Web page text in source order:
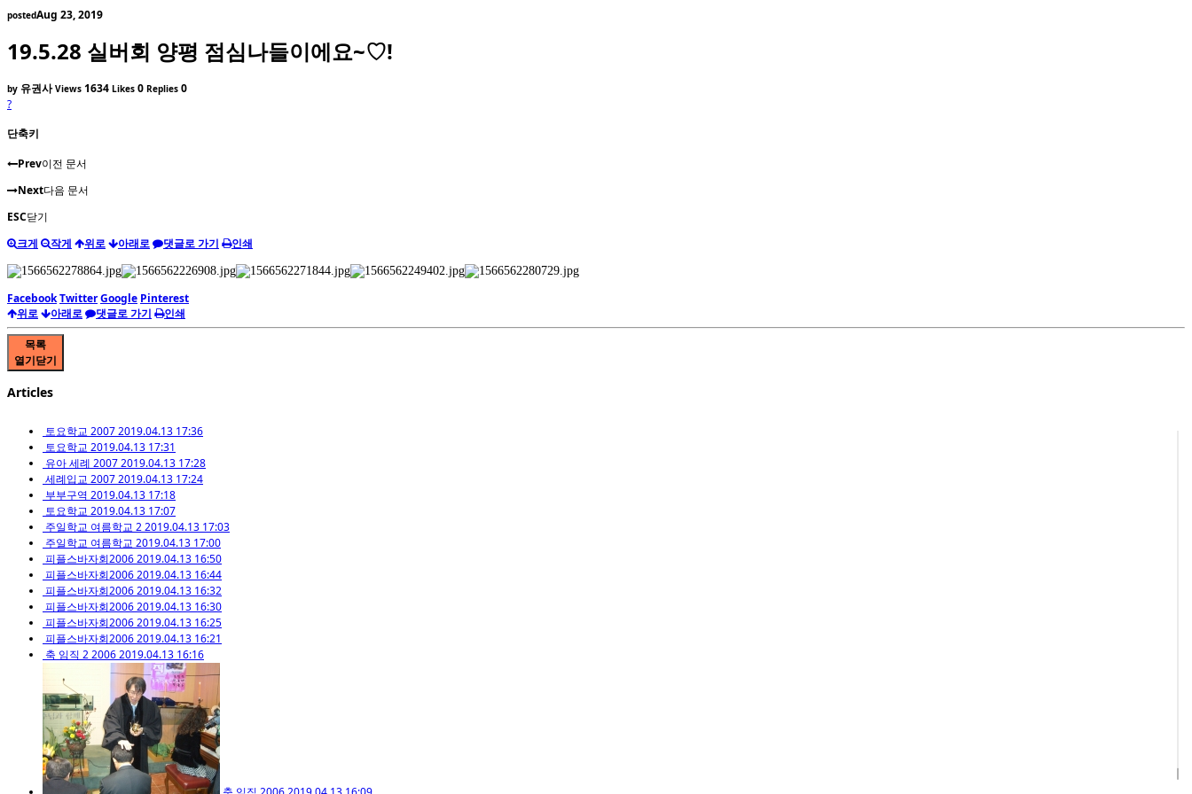
postedAug 23, 2019
19.5.28 실버회 양평 점심나들이에요~♡!
by 유권사 Views 1634 Likes 0 Replies 0
?
단축키
Prev이전 문서
Next다음 문서
ESC닫기
크게
작게 위로 아래로 댓글로 가기 인쇄
FacebookTwitterGoogle Pinterest
위로
아래로 댓글로 가기 인쇄
목록
열기닫기
Articles
토요학교 20072019.04.13 17:36
토요학교 2019.04.13 17:31
유아 세례 20072019.04.13 17:28
세례입교 20072019.04.13 17:24
부부구역 2019.04.13 17:18
토요학교 2019.04.13 17:07
주일학교 여름학교 22019.04.13 17:03
주일학교 여름학교 2019.04.13 17:00
피플스바자회20062019.04.13 16:50
피플스바자회20062019.04.13 16:44
피플스바자회20062019.04.13 16:32
피플스바자회20062019.04.13 16:30
피플스바자회20062019.04.13 16:25
피플스바자회20062019.04.13 16:21
축 임직 2 20062019.04.13 16:16